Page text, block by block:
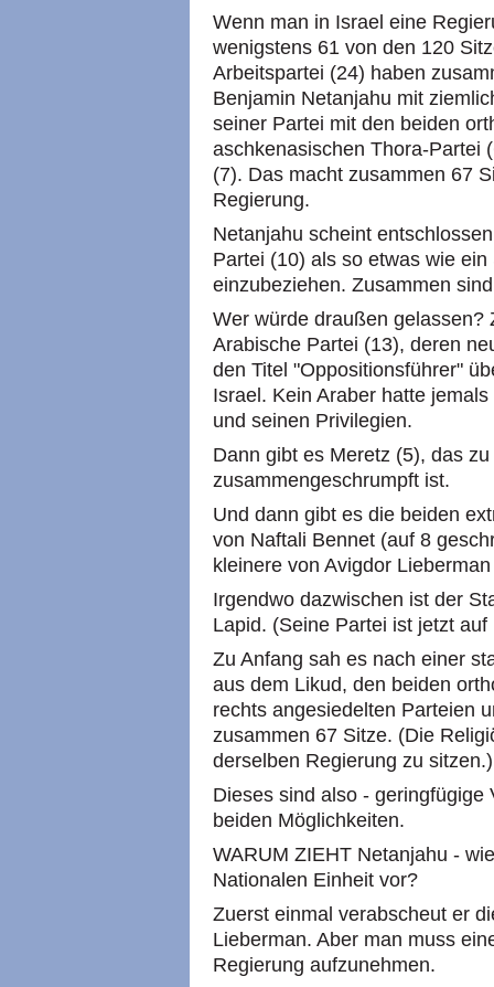
Wenn man in Israel eine
wenigstens 61 von den 120
Arbeitspartei (24) haben
Benjamin Netanjahu mit
seiner Partei mit den beiden
aschkenasischen Thora-Partei
(7). Das macht zusammen 67
Regierung.
Netanjahu scheint
Partei (10) als so etwas wie
einzubeziehen. Zusammen
Wer würde draußen gelassen?
Arabische Partei (13), deren
den Titel "Oppositionsführer"
Israel. Kein Araber hatte
und seinen Privilegien.
Dann gibt es Meretz (5), das
zusammengeschrumpft ist.
Und dann gibt es die beiden
von Naftali Bennet (auf 8
kleinere von Avigdor
Irgendwo dazwischen ist der
Lapid. (Seine Partei ist jetzt
Zu Anfang sah es nach einer
aus dem Likud, den beiden
rechts angesiedelten Parteien
zusammen 67 Sitze. (Die
derselben Regierung zu sitzen.)
Dieses sind also -
beiden Möglichkeiten.
WARUM ZIEHT Netanjahu -
Nationalen Einheit vor?
Zuerst einmal verabscheut er
Lieberman. Aber man muss
Regierung aufzunehmen.